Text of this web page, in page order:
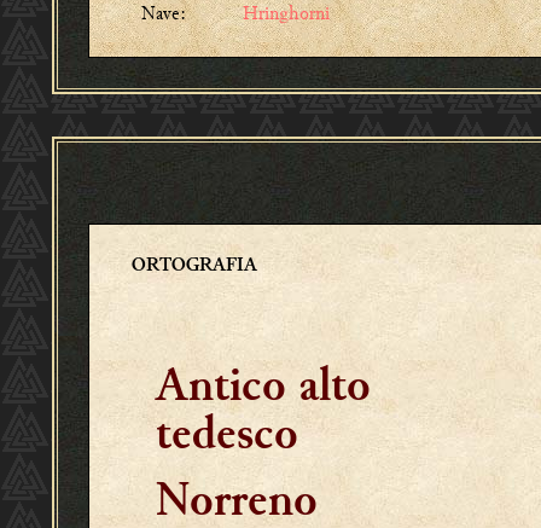
Nave:
Hringhorni
ORTOGRAFIA
Antico alto
tedesco
Norreno